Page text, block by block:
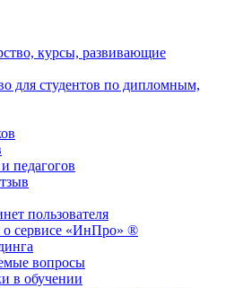
курсы, развивающие
для студентов по дипломным,
педагогов
пользователя
сервисе «ИнПро» ®
вопросы
в обучении